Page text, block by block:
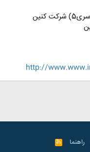
http://
راهنما
R
S